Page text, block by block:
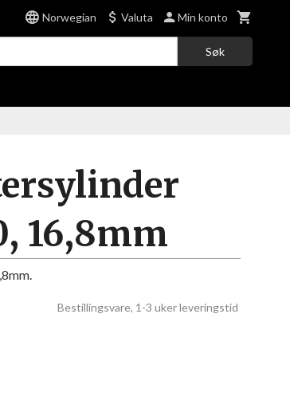
Norwegian Valuta Min konto
Søk
16,8mm
Bestillingsvare, 1-3 uker leveringstid